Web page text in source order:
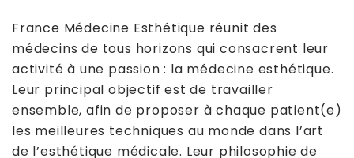
France Médecine Esthétique réunit des
médecins de tous horizons qui consacrent leur
activité à une passion : la médecine esthétique.
Leur principal objectif est de travailler
ensemble, afin de proposer à chaque patient(e)
les meilleures techniques au monde dans l’art
de l’esthétique médicale. Leur philosophie de